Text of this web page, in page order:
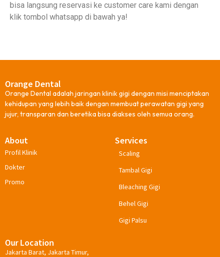
bisa langsung reservasi ke customer care kami dengan
klik tombol whatsapp di bawah ya!
Orange Dental
Orange Dental adalah jaringan klinik gigi dengan misi menciptakan
kehidupan yang lebih baik dengan membuat perawatan gigi yang
jujur, transparan dan beretika bisa diakses oleh semua orang.
About
Profil Klinik
Dokter
Promo
Services
Scaling
Tambal Gigi
Bleaching Gigi
Behel Gigi
Gigi Palsu
Our Location
Jakarta Barat, Jakarta Timur,